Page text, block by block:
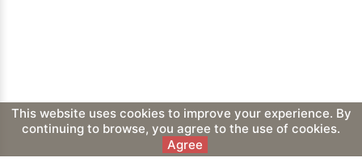
This website uses cookies to improve your experience. By
continuing to browse, you agree to the use of cookies.